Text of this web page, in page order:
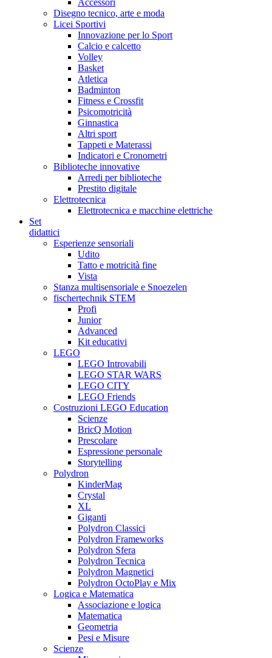
Disegno tecnico, arte e moda
Licei Sportivi
Innovazione per lo Sport
Calcio e calcetto
Volley
Basket
Atletica
Badminton
Fitness e Crossfit
Psicomotricità
Ginnastica
Altri sport
Tappeti e Materassi
Indicatori e Cronometri
Biblioteche innovative
Arredi per biblioteche
Prestito digitale
Elettrotecnica
Elettrotecnica e macchine elettriche
Set
didattici
Esperienze sensoriali
Udito
Tatto e motricità fine
Vista
Stanza multisensoriale e Snoezelen
fischertechnik STEM
Profi
Junior
Advanced
Kit educativi
LEGO
LEGO Introvabili
LEGO STAR WARS
LEGO CITY
LEGO Friends
Costruzioni LEGO Education
Scienze
BricQ Motion
Prescolare
Espressione personale
Storytelling
Polydron
KinderMag
Crystal
XL
Giganti
Polydron Classici
Polydron Frameworks
Polydron Sfera
Polydron Tecnica
Polydron Magnetici
Polydron OctoPlay e Mix
Logica e Matematica
Associazione e logica
Matematica
Geometria
Pesi e Misure
Scienze